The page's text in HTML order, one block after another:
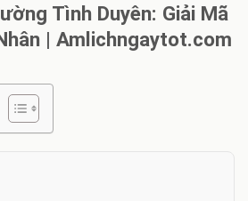
Tình Duyên: Giải Mã
| Amlichngaytot.com